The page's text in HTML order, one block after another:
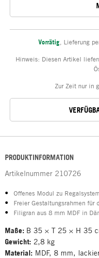
Vorrätig, Lieferung
Hinweis: Diesen Artikel
Zur Zeit nur in
PRODUKTINFORMATION
Artikelnummer 210726
Offenes Modul zu
Freier Gestaltungsrahmen für
Filigran aus 8 mm MDF in
Maße: B 35 × T 25 × H 35
Gewicht: 2,8 kg
Material: MDF, 8 mm,